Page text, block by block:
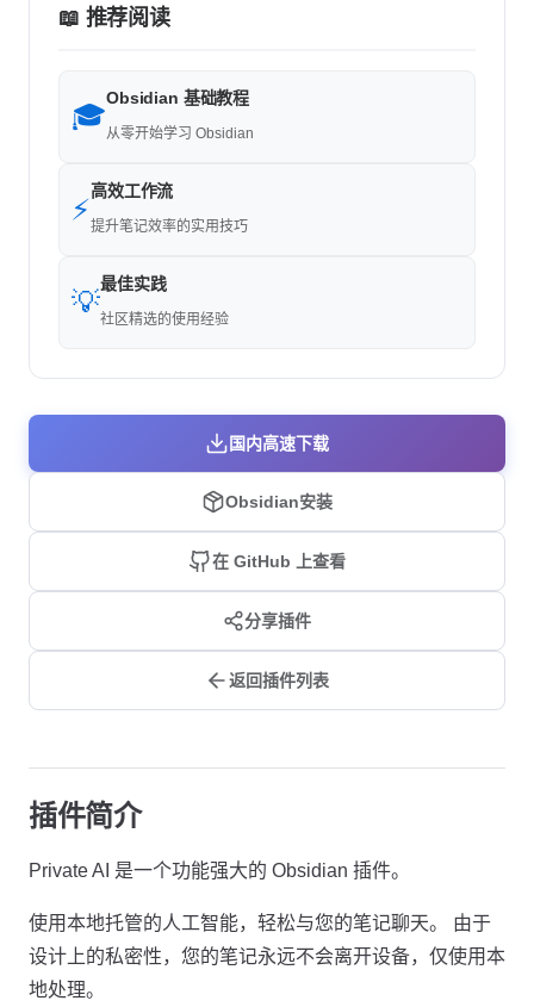
📖 推荐阅读
🎓
Obsidian 基础教程
从零开始学习 Obsidian
⚡
高效工作流
提升笔记效率的实用技巧
💡
最佳实践
社区精选的使用经验
国内高速下载
Obsidian安装
在 GitHub 上查看
分享插件
返回插件列表
插件简介
Private AI 是一个功能强大的 Obsidian 插件。
使用本地托管的人工智能，轻松与您的笔记聊天。 由于
设计上的私密性，您的笔记永远不会离开设备，仅使用本
地处理。